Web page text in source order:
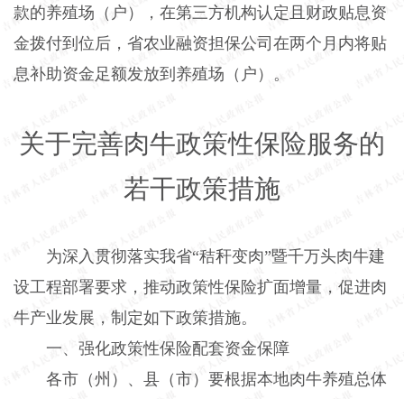
款的养殖场（户），在第三方机构认定且财政贴息资
金拨付到位后，省农业融资担保公司在两个月内将贴
息补助资金足额发放到养殖场（户）。
关于完善肉牛政策性保险服务的
若干政策措施
为深入贯彻落实我省“秸秆变肉”暨千万头肉牛建
设工程部署要求，推动政策性保险扩面增量，促进肉
牛产业发展，制定如下政策措施。
一、强化政策性保险配套资金保障
各市（州）、县（市）要根据本地肉牛养殖总体